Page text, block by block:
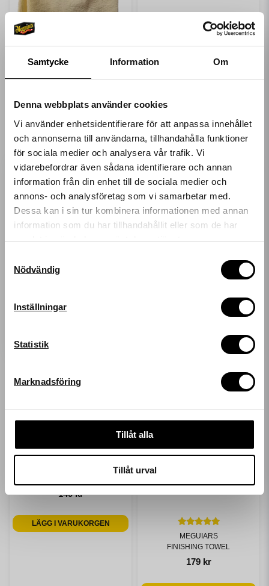
Samtycke Information Om
Denna webbplats använder cookies
Vi använder enhetsidentifierare för att anpassa innehållet
och annonserna till användarna, tillhandahålla funktioner
för sociala medier och analysera vår trafik. Vi
vidarebefordrar även sådana identifierare och annan
information från din enhet till de sociala medier och
annons- och analysföretag som vi samarbetar med.
Dessa kan i sin tur kombinera informationen med annan
information som du har tillhandahållit eller som de har
samlat in när du har använt deras tjänster.
Nödvändig
Inställningar
Statistik
Marknadsföring
Tillåt alla
Tillåt urval
MEGUIARS
129 kr
149 kr
LÄGG I VARUKORGEN
MEGUIARS
FINISHING TOWEL
179 kr
Få 10%* rabatt på
ditt nästa köp!
Ange din e-postadress nedan för att få en rabattkod på
Mejladress